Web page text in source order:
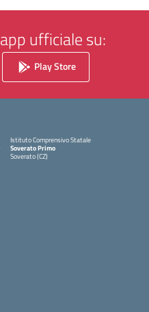
ufficiale su:
Play Store
Istituto Comprensivo Statale
Soverato Primo
Soverato (CZ)